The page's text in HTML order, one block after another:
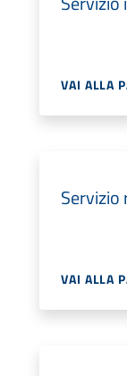
VAI ALLA
VAI ALLA